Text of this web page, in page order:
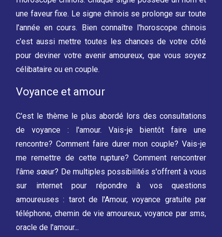
une faveur fixe. Le signe chinois se prolonge sur toute
l’année en cours. Bien connaître l'horoscope chinois
c'est aussi mettre toutes les chances de votre côté
pour deviner votre avenir amoureux, que vous soyez
célibataire ou en couple.
Voyance et amour
C'est le thème le plus abordé lors des consultations
de voyance : l'amour. Vais-je bientôt faire une
rencontre? Comment faire durer mon couple? Vais-je
me remettre de cette rupture? Comment rencontrer
l'âme sœur? De multiples possibilités s'offrent à vous
sur internet pour répondre à vos questions
amoureuses : tarot de l'Amour, voyance gratuite par
téléphone, chemin de vie amoureux, voyance par sms,
oracle de l'amour...